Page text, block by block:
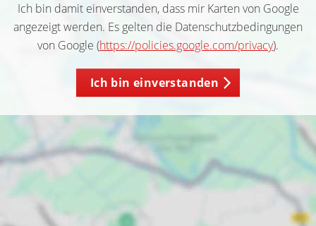
Ich bin damit einverstanden, dass mir Karten von Google
angezeigt werden. Es gelten die Datenschutzbedingungen
von Google (https://policies.google.com/privacy).
Ich bin einverstanden